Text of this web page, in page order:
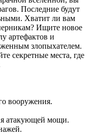
Последние будут
Хватит ли вам
Ищите новое
артефактов и
злопыхателем.
секретные места, где
вооружения.
атакующей мощи.